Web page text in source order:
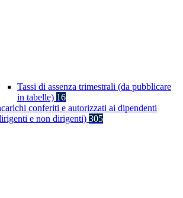
Tassi di assenza trimestrali (da pubblicare
in tabelle) 16
conferiti e autorizzati ai dipendenti
e non dirigenti) 305